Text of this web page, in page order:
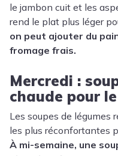
le jambon cuit et les
rend le plat plus léger
on peut ajouter du
fromage frais.
Mercredi :
chaude pour
Les soupes de légumes
les plus réconfortantes
À mi-semaine, une